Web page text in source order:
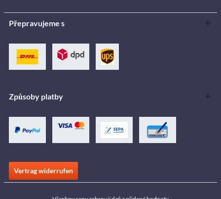
Přepravujeme s
Způsoby platby
Vertrag widerrufen